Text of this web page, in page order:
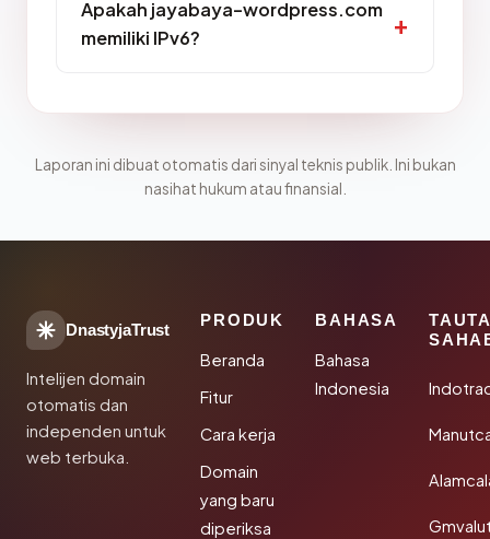
Apakah jayabaya-wordpress.com
memiliki IPv6?
Laporan ini dibuat otomatis dari sinyal teknis publik. Ini bukan
nasihat hukum atau finansial.
DnastyjaTrust
Intelijen domain
otomatis dan
independen untuk
web terbuka.
PRODUK
Beranda
Fitur
Cara kerja
Domain
yang baru
diperiksa
BAHASA
Bahasa
Indonesia